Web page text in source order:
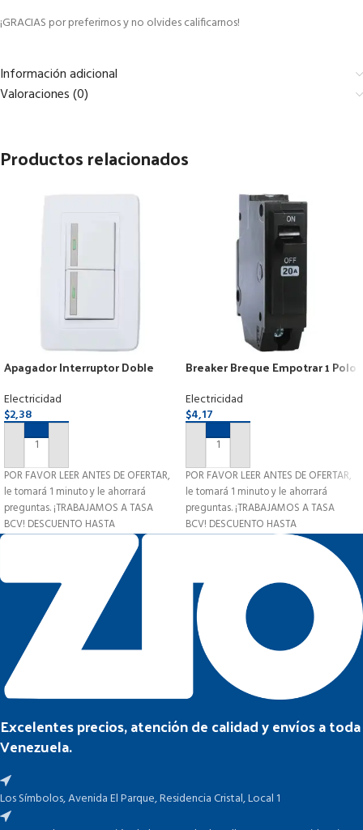
¡GRACIAS por preferirnos y no olvides calificarnos!
Información adicional
Valoraciones (0)
Productos relacionados
Apagador Interruptor Doble
Reflectivo
Electricidad
$2,38
AÑADIR AL CARRITO
POR FAVOR LEER ANTES DE OFERTAR,
le tomará 1 minuto y le ahorrará
preguntas. ¡TRABAJAMOS A TASA
BCV! DESCUENTO HASTA
Breaker Breque Empotrar 1 Polo
Electricidad
$4,17
AÑADIR AL CARRITO
POR FAVOR LEER ANTES DE OFERTAR,
le tomará 1 minuto y le ahorrará
preguntas. ¡TRABAJAMOS A TASA
BCV! DESCUENTO HASTA
Excelentes precios, atención de calidad y envíos a toda
Venezuela.
Los Símbolos, Avenida El Parque, Residencia Cristal, Local 1